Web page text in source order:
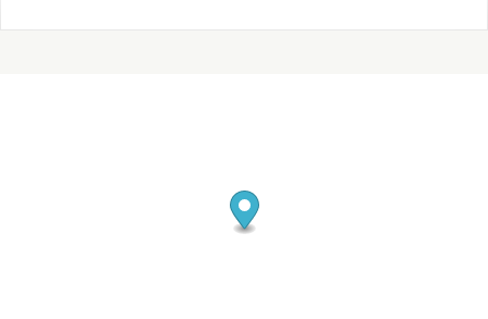
белая туника, украшенная пурпурной каймой и
обагренная кровью, — трофей, захваченный у